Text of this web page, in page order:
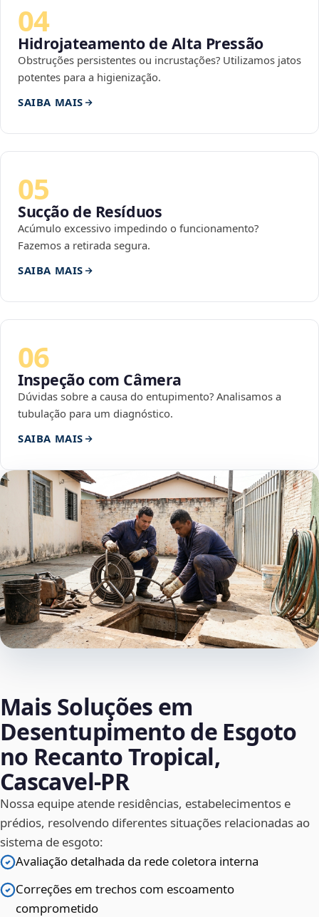
04
Hidrojateamento de Alta Pressão
Obstruções persistentes ou incrustações? Utilizamos jatos
potentes para a higienização.
SAIBA MAIS
05
Sucção de Resíduos
Acúmulo excessivo impedindo o funcionamento?
Fazemos a retirada segura.
SAIBA MAIS
06
Inspeção com Câmera
Dúvidas sobre a causa do entupimento? Analisamos a
tubulação para um diagnóstico.
SAIBA MAIS
Mais Soluções em
Desentupimento de Esgoto
no Recanto Tropical,
Cascavel‑PR
Nossa equipe atende residências, estabelecimentos e
prédios, resolvendo diferentes situações relacionadas ao
sistema de esgoto:
Avaliação detalhada da rede coletora interna
Correções em trechos com escoamento
comprometido